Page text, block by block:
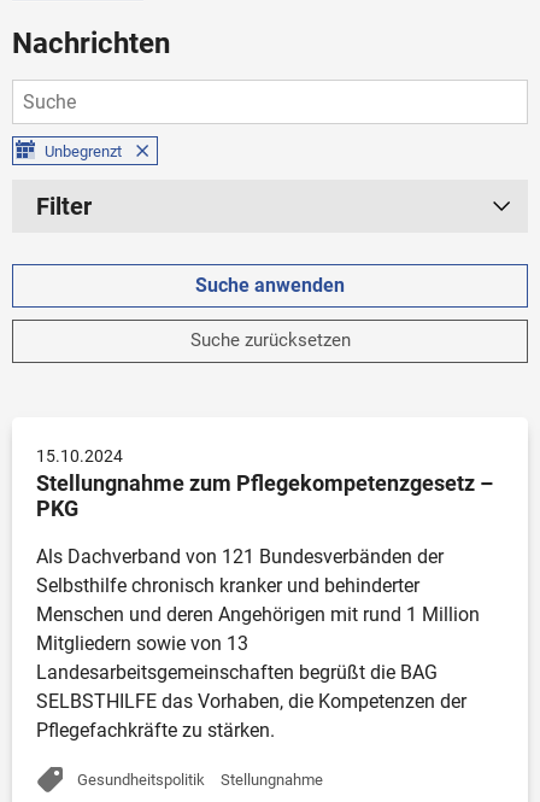
Nachrichten
Unbegrenzt
Filter
Aktuelles Jahr
2025
Älter
Kategorie
Pressemitteilung
Stellungnahme
Allgemeine Informationen
Veröffentlichungen
Suche zurücksetzen
15.10.2024
Stellungnahme zum Pflegekompetenzgesetz –
PKG
Als Dachverband von 121 Bundesverbänden der
Selbsthilfe chronisch kranker und behinderter
Menschen und deren Angehörigen mit rund 1 Million
Mitgliedern sowie von 13
Landesarbeitsgemeinschaften begrüßt die BAG
SELBSTHILFE das Vorhaben, die Kompetenzen der
Pflegefachkräfte zu stärken.
Gesundheitspolitik Stellungnahme